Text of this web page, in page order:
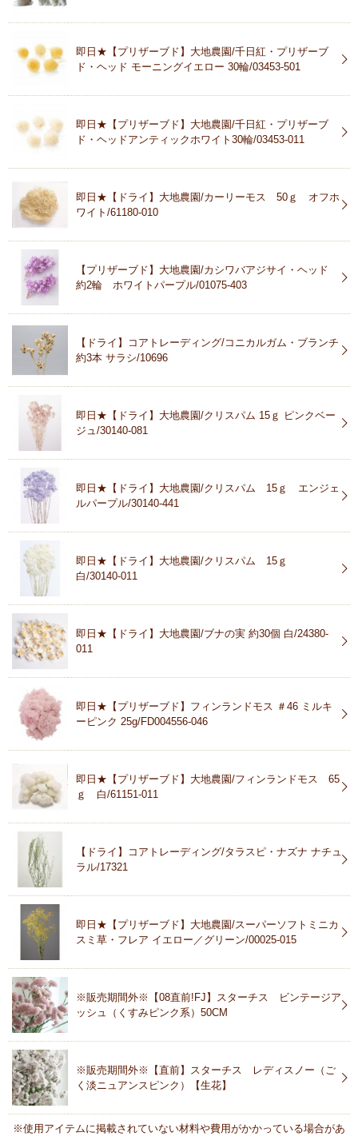
即日★【プリザーブド】大地農園/千日紅・プリザーブ
ド・ヘッド モーニングイエロー 30輪/03453-501
即日★【プリザーブド】大地農園/千日紅・プリザーブ
ド・ヘッドアンティックホワイト30輪/03453-011
即日★【ドライ】大地農園/カーリーモス 50ｇ オフホ
ワイト/61180-010
【プリザーブド】大地農園/カシワバアジサイ・ヘッド
約2輪 ホワイトパープル/01075-403
【ドライ】コアトレーディング/コニカルガム・ブランチ
約3本 サラシ/10696
即日★【ドライ】大地農園/クリスパム 15ｇ ピンクベー
ジュ/30140-081
即日★【ドライ】大地農園/クリスパム 15ｇ エンジェ
ルパープル/30140-441
即日★【ドライ】大地農園/クリスパム 15ｇ
白/30140-011
即日★【ドライ】大地農園/ブナの実 約30個 白/24380-
011
即日★【プリザーブド】フィンランドモス ＃46 ミルキ
ーピンク 25g/FD004556-046
即日★【プリザーブド】大地農園/フィンランドモス 65
ｇ 白/61151-011
【ドライ】コアトレーディング/タラスピ・ナズナ ナチュ
ラル/17321
即日★【プリザーブド】大地農園/スーパーソフトミニカ
スミ草・フレア イエロー／グリーン/00025-015
※販売期間外※【08直前!FJ】スターチス ビンテージア
ッシュ（くすみピンク系）50CM
※販売期間外※【直前】スターチス レディスノー（ご
く淡ニュアンスピンク）【生花】
※使用アイテムに掲載されていない材料や費用がかかっている場合があ